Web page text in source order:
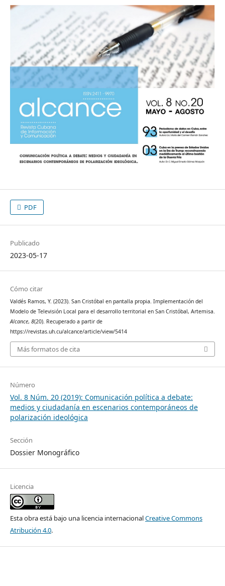
PDF
Publicado
2023-05-17
Cómo citar
Valdés Ramos, Y. (2023). San Cristóbal en pantalla propia. Implementación del
Modelo de Televisión Local para el desarrollo territorial en San Cristóbal, Artemisa.
Alcance, 8(20). Recuperado a partir de
https://revistas.uh.cu/alcance/article/view/5414
Más formatos de cita
Número
Vol. 8 Núm. 20 (2019): Comunicación política a debate:
medios y ciudadanía en escenarios contemporáneos de
polarización ideológica
Sección
Dossier Monográfico
Licencia
Esta obra está bajo una licencia internacionalCreative Commons
Atribución 4.0.